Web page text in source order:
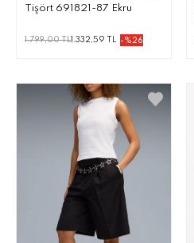
Tişört 691821-87 Ekru
1.799,00 TL 1.332,59 TL -%26